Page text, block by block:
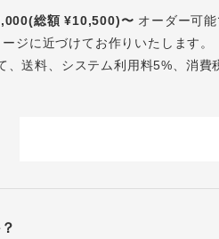
総額 ¥10,500)〜 オーダー可
ジに近づけてお作りいたします。
送料、システム利用料5%、消費